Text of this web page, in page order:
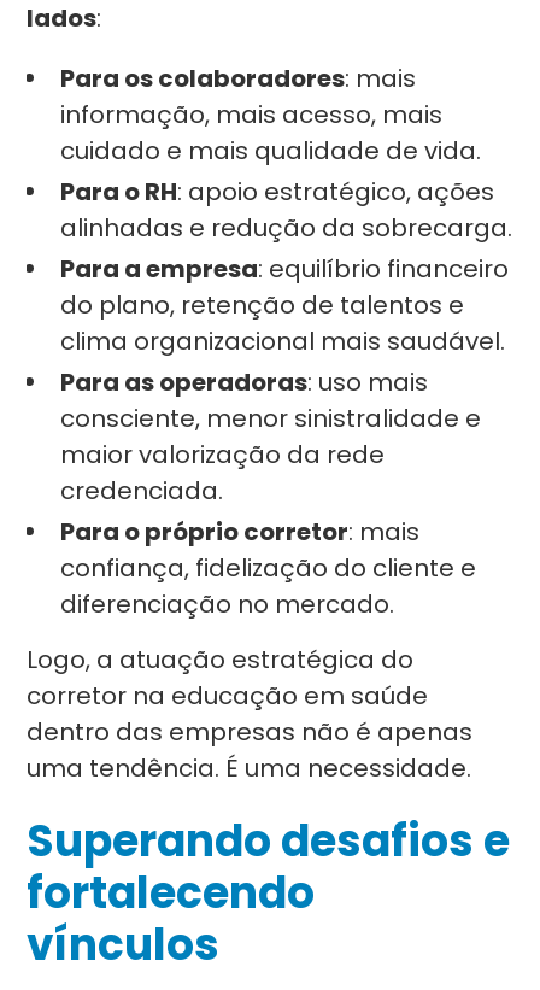
lados:
Para os colaboradores: mais
informação, mais acesso, mais
cuidado e mais qualidade de vida.
Para o RH: apoio estratégico, ações
alinhadas e redução da sobrecarga.
Para a empresa: equilíbrio financeiro
do plano, retenção de talentos e
clima organizacional mais saudável.
Para as operadoras: uso mais
consciente, menor sinistralidade e
maior valorização da rede
credenciada.
Para o próprio corretor: mais
confiança, fidelização do cliente e
diferenciação no mercado.
Logo, a atuação estratégica do
corretor na educação em saúde
dentro das empresas não é apenas
uma tendência. É uma necessidade.
Superando desafios e
fortalecendo
vínculos